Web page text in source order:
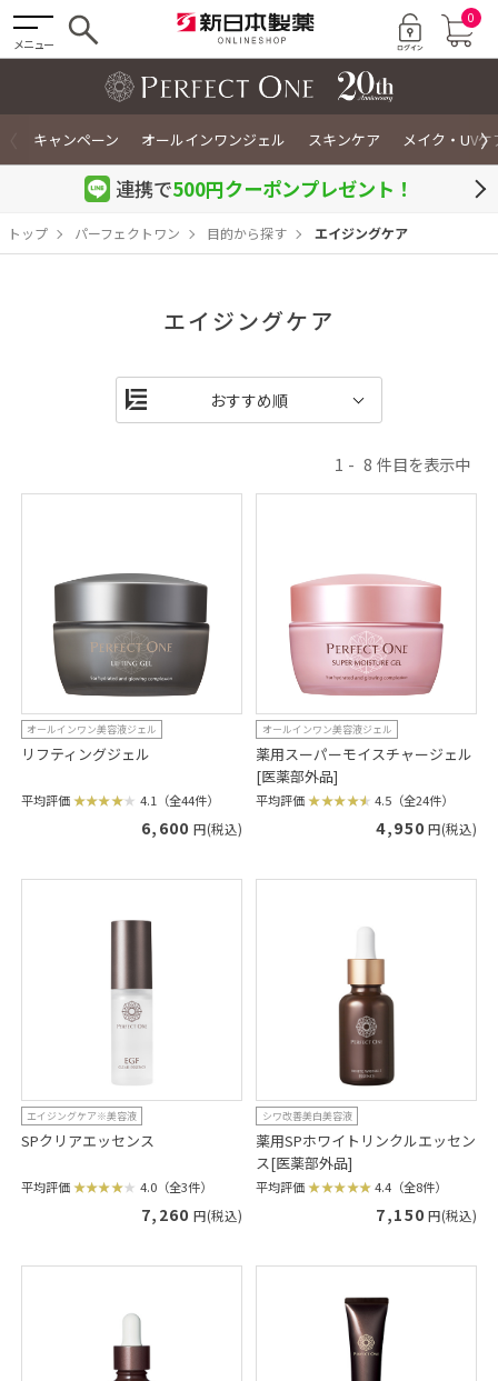
メニュー
0
キャンペーン オールインワンジェル スキンケア メイク・UVケ
〉
連携で500円クーポンプレゼント！
トップ パーフェクトワン 目的から探す エイジングケア
エイジングケア
1 8
オールインワン美容液ジェル
リフティングジェル
平均評価 4.1（全44件）
6,600 円(税込)
オールインワン美容液ジェル
薬用スーパーモイスチャージェル
[医薬部外品]
平均評価 4.5（全24件）
4,950 円(税込)
エイジングケア※美容液
SPクリアエッセンス
平均評価 4.0（全3件）
7,260 円(税込)
シワ改善美白美容液
薬用SPホワイトリンクルエッセン
ス[医薬部外品]
平均評価 4.4（全8件）
7,150 円(税込)